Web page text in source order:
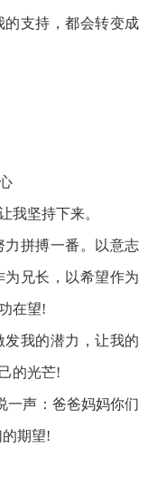
支持，都会转变成
坚持下来。
拼搏一番。以意志
兄长，以希望作为
在望!
我的潜力，让我的
的光芒!
声：爸爸妈妈你们
期望!